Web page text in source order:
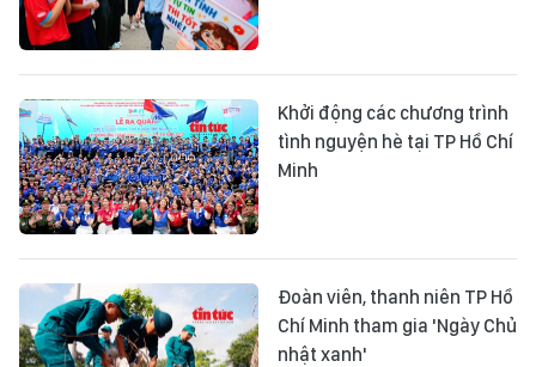
Khởi động các chương trình
tình nguyện hè tại TP Hồ Chí
Minh
Đoàn viên, thanh niên TP Hồ
Chí Minh tham gia 'Ngày Chủ
nhật xanh'